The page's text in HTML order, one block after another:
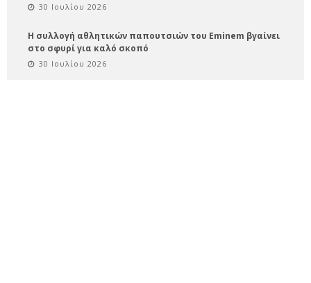
30 Ιουλίου 2026
Η συλλογή αθλητικών παπουτσιών του Eminem βγαίνει
στο σφυρί για καλό σκοπό
30 Ιουλίου 2026